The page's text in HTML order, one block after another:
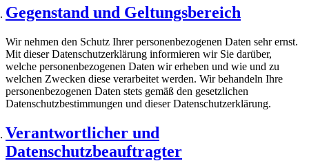
Gegenstand und Geltungsbereich
Wir nehmen den Schutz Ihrer personenbezogenen Daten sehr ernst.
Mit dieser Datenschutzerklärung informieren wir Sie darüber,
welche personenbezogenen Daten wir erheben und wie und zu
welchen Zwecken diese verarbeitet werden. Wir behandeln Ihre
personenbezogenen Daten stets gemäß den gesetzlichen
Datenschutzbestimmungen und dieser Datenschutzerklärung.
Verantwortlicher und
Datenschutzbeauftragter